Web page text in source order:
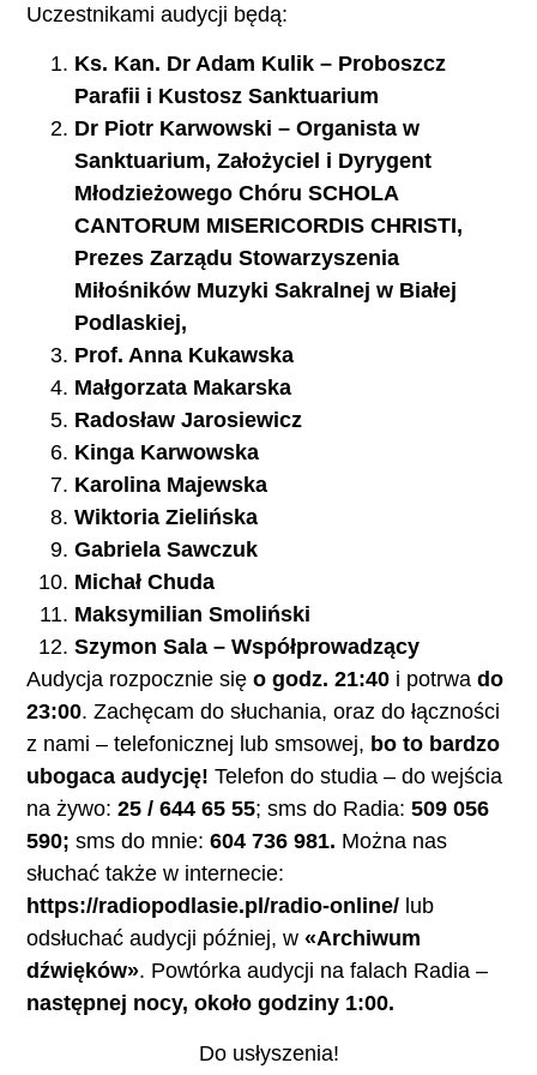
Uczestnikami audycji będą:
Ks. Kan. Dr Adam Kulik – Proboszcz
Parafii i Kustosz Sanktuarium
Dr Piotr Karwowski – Organista w
Sanktuarium, Założyciel i Dyrygent
Młodzieżowego Chóru SCHOLA
CANTORUM MISERICORDIS CHRISTI,
Prezes Zarządu Stowarzyszenia
Miłośników Muzyki Sakralnej w Białej
Podlaskiej,
Prof. Anna Kukawska
Małgorzata Makarska
Radosław Jarosiewicz
Kinga Karwowska
Karolina Majewska
Wiktoria Zielińska
Gabriela Sawczuk
Michał Chuda
Maksymilian Smoliński
Szymon Sala – Współprowadzący
Audycja rozpocznie sięo godz. 21:40 i potrwado
23:00. Zachęcam do słuchania, oraz do łączności
z nami – telefonicznej lub smsowej, bo to bardzo
ubogaca audycję! Telefon do studia – do wejścia
na żywo:25 / 644 65 55; sms do Radia:509 056
590; sms do mnie: 604 736 981. Można nas
słuchać także w internecie:
https://radiopodlasie.pl/radio-online/ lub
odsłuchać audycji później, w«Archiwum
dźwięków». Powtórka audycji na falach Radia –
następnej nocy, około godziny 1:00.
Do usłyszenia!